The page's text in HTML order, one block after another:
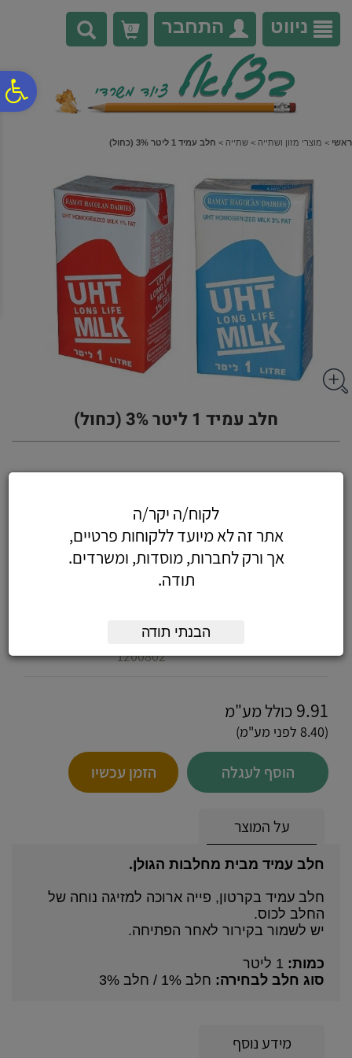
נגישות
אתר
המרכזי
ניווט התחבר 0
ראשי > מוצרי מזון ושתייה > שתייה > חלב עמיד 1 ליטר 3% (כחול)
חלב עמיד 1 ליטר 3% (כחול)
חלב עמיד 1 ליטר, 1%
מחלבות הגולן
מק"ט
1200805
כמות:
חלב עמיד 1 ליטר, 3%
1200802
9.91 כולל מע"מ
(8.40 לפני מע"מ)
הוסף לעגלה הזמן עכשיו
על המוצר
חלב עמיד מבית מחלבות הגולן.
חלב עמיד בקרטון, פייה ארוכה למזיגה נוחה של
החלב לכוס.
יש לשמור בקירור לאחר הפתיחה.
כמות:
סוג חלב לבחירה: חלב 1% / חלב 3%
מידע נוסף
לקוח/ה יקר/ה
אתר זה לא מיועד ללקוחות פרטיים,
אך ורק לחברות, מוסדות, ומשרדים.
תודה.
הבנתי תודה